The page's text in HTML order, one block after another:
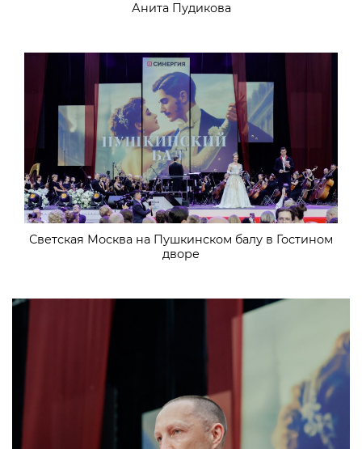
Анита Пудикова
Светская Москва на Пушкинском балу в Гостином
дворе